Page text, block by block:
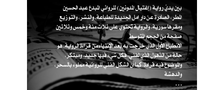
بين يديّ رواية (إغتيال المدونين) للروائي المبدع عبد الحسين
المطر، الصادرة عن دار امل الجديدة للطباعة، والنشر، والتوزيع
ومقرها سورية، والرواية تحتوي على ثلاث مئة وخمس وثلاثين
صفحة من الحجم المتوسط
الانطباع الأول الذي خرجت به بعد الإنتهاء من قراءة الرواية، هو
حالة من الذهول الذي لفني، فكل شيء فيها جديد، ومبتكر،
والموضوع فيه فرادة، كما أن الشكل الفني للروائية مملوء بالسحر،
والدهشة
. . .